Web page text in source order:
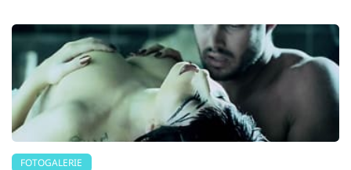
FOTOGALERIE